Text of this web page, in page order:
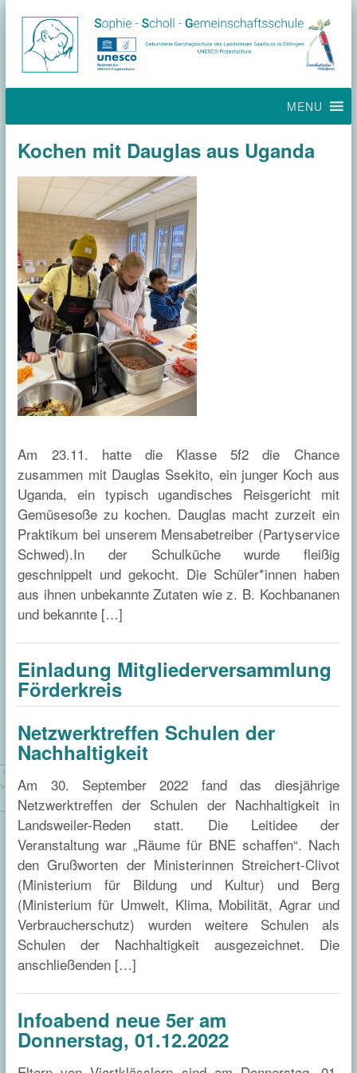
MENU
Kochen mit Dauglas aus Uganda
Am 23.11. hatte die Klasse 5f2 die Chance
zusammen mit Dauglas Ssekito, ein junger Koch aus
Uganda, ein typisch ugandisches Reisgericht mit
Gemüsesoße zu kochen. Dauglas macht zurzeit ein
Praktikum bei unserem Mensabetreiber (Partyservice
Schwed).In der Schulküche wurde fleißig
geschnippelt und gekocht. Die Schüler*innen haben
aus ihnen unbekannte Zutaten wie z. B. Kochbananen
und bekannte […]
Einladung Mitgliederversammlung
Förderkreis
Netzwerktreffen Schulen der
Nachhaltigkeit
Am 30. September 2022 fand das diesjährige
Netzwerktreffen der Schulen der Nachhaltigkeit in
Landsweiler-Reden statt. Die Leitidee der
Veranstaltung war „Räume für BNE schaffen“. Nach
den Grußworten der Ministerinnen Streichert-Clivot
(Ministerium für Bildung und Kultur) und Berg
(Ministerium für Umwelt, Klima, Mobilität, Agrar und
Verbraucherschutz) wurden weitere Schulen als
Schulen der Nachhaltigkeit ausgezeichnet. Die
anschließenden […]
Infoabend neue 5er am
Donnerstag, 01.12.2022